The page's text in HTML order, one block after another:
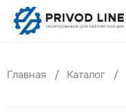
Главная Каталог